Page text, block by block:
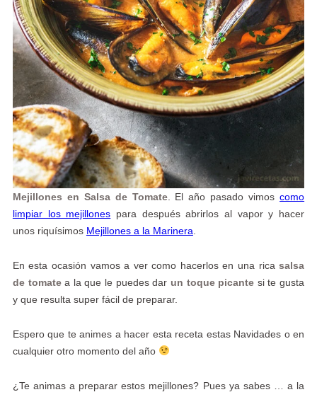
Mejillones en Salsa de Tomate. El año pasado vimoscomo
limpiar los mejillones para después abrirlos al vapor y hacer
unos riquísimos Mejillones a la Marinera
En esta ocasión vamos a ver como hacerlos en una ricasalsa
de tomatea la que le puedes dar un toque picante si te gusta
y que resulta super fácil de preparar.
Espero que te animes a hacer esta receta estas Navidades o en
cualquier otro momento del año
¿Te animas a preparar estos mejillones? Pues ya sabes … a la